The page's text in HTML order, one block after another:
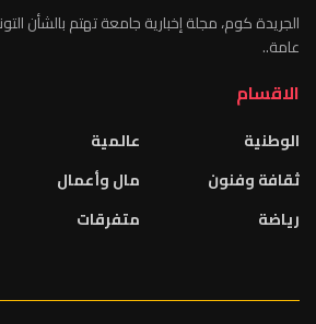
الجريدة كوم، مجلة إخبارية جامعة تهتم بالشأن
عامة..
الاقسام
الوطنية
ثقافة وفنون
رياضة
عالمية
مال وأعمال
متفرقات